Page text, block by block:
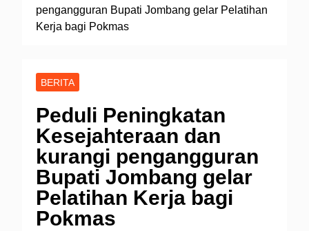
pengangguran Bupati Jombang gelar Pelatihan
Kerja bagi Pokmas
BERITA
Peduli Peningkatan
Kesejahteraan dan
kurangi pengangguran
Bupati Jombang gelar
Pelatihan Kerja bagi
Pokmas